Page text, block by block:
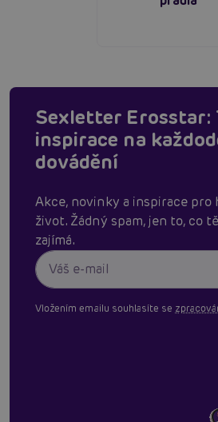
Sexletter Erosstar:
inspirace na
dovádění
Akce, novinky a inspirace pro
život. Žádný spam, jen to, co
zajímá.
Vložením emailu souhlasíte se